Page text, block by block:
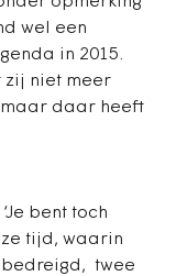
wel een
in 2015.
zij niet meer
maar daar heeft
bent toch
tijd, waarin
bedreigd, twee